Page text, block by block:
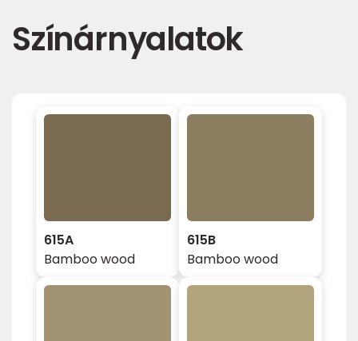
Színárnyalatok
615A
Bamboo wood
615B
Bamboo wood